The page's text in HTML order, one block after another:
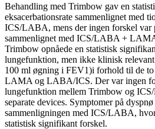
Behandling med Trimbow gav en
eksacerbationsrate sammenlignet med
ICS/LABA, mens der ingen forskel var
sammenlignet med ICS/LABA +
Trimbow opnåede en statistisk
lungefunktion, men ikke klinisk
100 ml øgning i FEV1)i forhold til de to
LAMA og LABA/ICS. Der var ingen
lungefunktion mellem Trimbow og
separate devices. Symptomer på
sammenligningen med ICS/LABA,
statistisk signifikant forskel.